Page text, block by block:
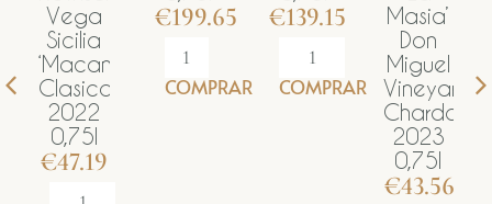
Vega
Sicilia
‘Macan’
Clasico
2022
0,75l
47.19
199.65
COMPRAR
€ 139.15
COMPRAR
Masia’
Don
Miguel
Vineyard
Chardonnay
2023
0,75l
43.56